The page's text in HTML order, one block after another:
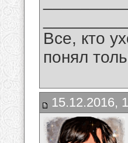
Все, кто
понял
15.12.2016,